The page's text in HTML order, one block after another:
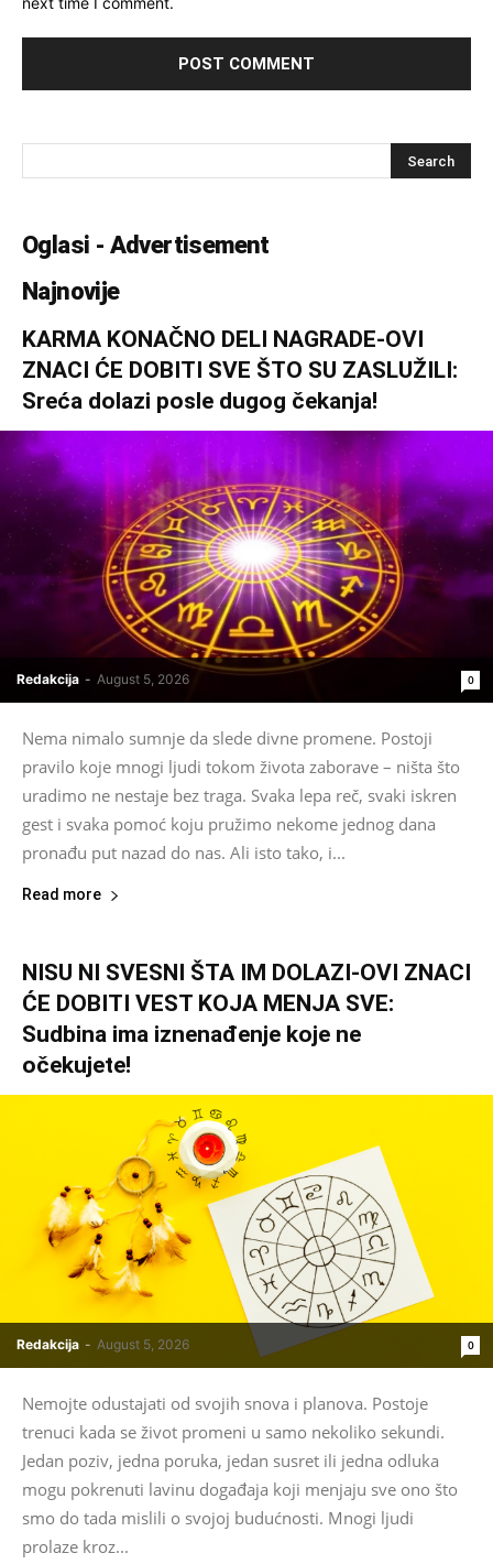
Oglasi - Advertisement
Najnovije
KARMA KONAČNO DELI NAGRADE-OVI
ZNACI ĆE DOBITI SVE ŠTO SU ZASLUŽILI:
Sreća dolazi posle dugog čekanja!
Redakcija - August 5, 2026 0
Nema nimalo sumnje da slede divne promene. Postoji
pravilo koje mnogi ljudi tokom života zaborave – ništa što
uradimo ne nestaje bez traga. Svaka lepa reč, svaki iskren
gest i svaka pomoć koju pružimo nekome jednog dana
pronađu put nazad do nas. Ali isto tako, i...
Read more
NISU NI SVESNI ŠTA IM DOLAZI-OVI ZNACI
ĆE DOBITI VEST KOJA MENJA SVE:
Sudbina ima iznenađenje koje ne
očekujete!
Redakcija - August 5, 2026 0
Nemojte odustajati od svojih snova i planova. Postoje
trenuci kada se život promeni u samo nekoliko sekundi.
Jedan poziv, jedna poruka, jedan susret ili jedna odluka
mogu pokrenuti lavinu događaja koji menjaju sve ono što
smo do tada mislili o svojoj budućnosti. Mnogi ljudi
prolaze kroz...